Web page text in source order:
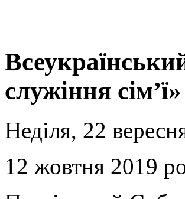
служіння сім’ї»
Неділя, 22
12 жовтня 2019